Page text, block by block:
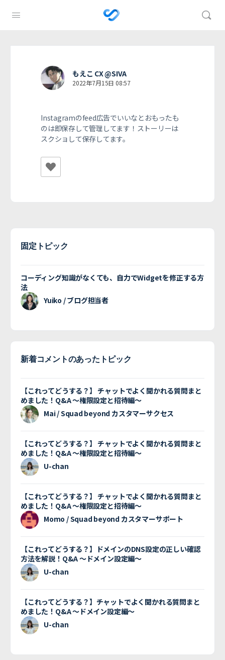
もえこ CX @SIVA
2022年7月15日 08:57
Instagramのfeed広告でいいなとおもったも
のは即保存して管理してます！ストーリーは
スクショして保存してます。
固定トピック
コーディング知識がなくても、自力でWidgetを修正する方
法
Yuiko / ブログ担当者
新着コメントのあったトピック
【これってどうする？】 チャットでよく聞かれる質問まと
めました！Q&A 〜権限設定と招待編〜
Mai / Squad beyond カスタマーサクセス
【これってどうする？】 チャットでよく聞かれる質問まと
めました！Q&A 〜権限設定と招待編〜
U-chan
【これってどうする？】 チャットでよく聞かれる質問まと
めました！Q&A 〜権限設定と招待編〜
Momo / Squad beyond カスタマーサポート
【これってどうする？】ドメインのDNS設定の正しい確認
方法を解説！Q&A 〜ドメイン設定編〜
U-chan
【これってどうする？】チャットでよく聞かれる質問まと
めました！Q&A 〜ドメイン設定編〜
U-chan